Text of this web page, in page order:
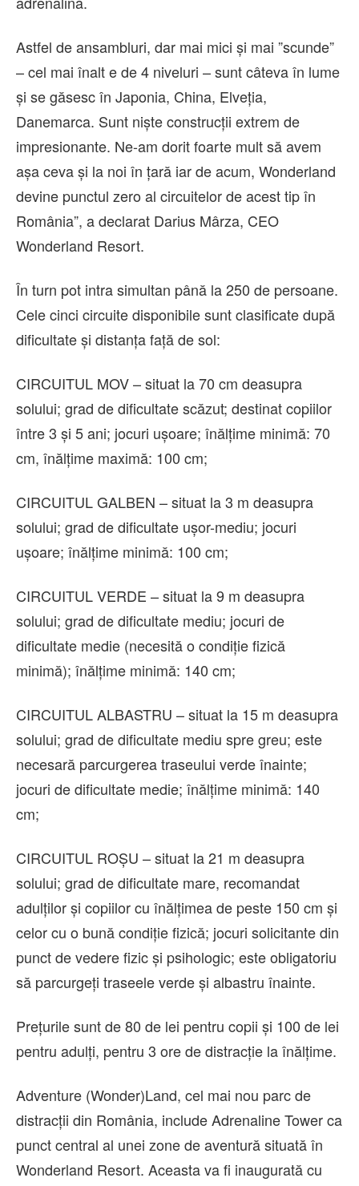
Astfel de ansambluri, dar mai mici și mai ”scunde”
– cel mai înalt e de 4 niveluri – sunt câteva în lume
și se găsesc în Japonia, China, Elveția,
Danemarca. Sunt niște construcții extrem de
impresionante. Ne-am dorit foarte mult să avem
așa ceva și la noi în țară iar de acum, Wonderland
devine punctul zero al circuitelor de acest tip în
România”, a declarat Darius Mârza, CEO
Wonderland Resort.
În turn pot intra simultan până la 250 de persoane.
Cele cinci circuite disponibile sunt clasificate după
dificultate și distanța față de sol:
CIRCUITUL MOV – situat la 70 cm deasupra
solului; grad de dificultate scăzut; destinat copiilor
între 3 și 5 ani; jocuri ușoare; înălțime minimă: 70
cm, înălțime maximă: 100 cm;
CIRCUITUL GALBEN – situat la 3 m deasupra
solului; grad de dificultate ușor-mediu; jocuri
ușoare; înălțime minimă: 100 cm;
CIRCUITUL VERDE – situat la 9 m deasupra
solului; grad de dificultate mediu; jocuri de
dificultate medie (necesită o condiție fizică
minimă); înălțime minimă: 140 cm;
CIRCUITUL ALBASTRU – situat la 15 m deasupra
solului; grad de dificultate mediu spre greu; este
necesară parcurgerea traseului verde înainte;
jocuri de dificultate medie; înălțime minimă: 140
cm;
CIRCUITUL ROȘU – situat la 21 m deasupra
solului; grad de dificultate mare, recomandat
adulților și copiilor cu înălțimea de peste 150 cm și
celor cu o bună condiție fizică; jocuri solicitante din
punct de vedere fizic și psihologic; este obligatoriu
să parcurgeți traseele verde și albastru înainte.
Prețurile sunt de 80 de lei pentru copii și 100 de lei
pentru adulți, pentru 3 ore de distracție la înălțime.
Adventure (Wonder)Land, cel mai nou parc de
distracții din România, include Adrenaline Tower ca
punct central al unei zone de aventură situată în
Wonderland Resort. Aceasta va fi inaugurată cu